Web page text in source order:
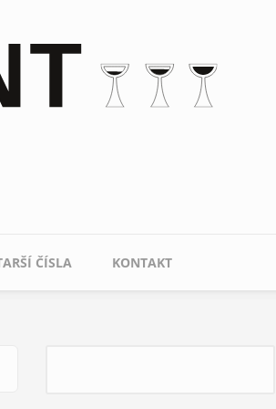
ČÍSLA KONTAKT